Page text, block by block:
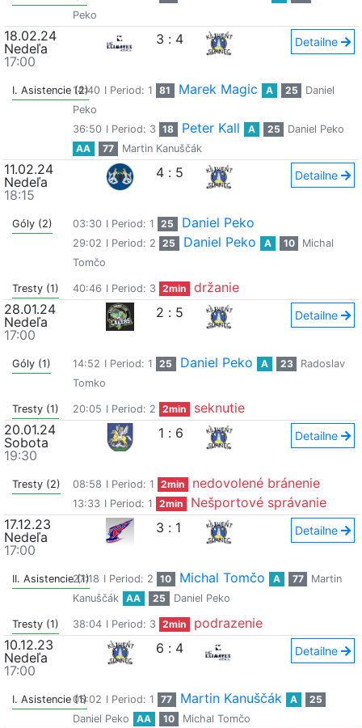
Peko
18.02.24
Nedeľa
17:00
3 : 4 Detailne
I. Asistencie (2)
14:40 I Period: 1 81 Marek Magic A 25
Daniel
Peko
36:50 I Period: 3 18 Peter Kall A 25
Daniel Peko
AA
77 Martin Kanuščák
11.02.24
Nedeľa
18:15
4 : 5 Detailne
Góly (2) 03:30 I Period: 1 25 Daniel Peko
29:02 I Period: 2 25 Daniel Peko A 10
Michal
Tomčo
Tresty (1) 40:46 I Period: 3 2min
držanie
28.01.24
Nedeľa
17:00
2 : 5 Detailne
Góly (1) 14:52 I Period: 1 25 Daniel Peko A 23
Radoslav
Tomko
Tresty (1) 20:05 I Period: 2 2min
seknutie
20.01.24
Sobota
19:30
1 : 6 Detailne
Tresty (2) 08:58 I Period: 1 2min nedovolené bránenie
13:33 I Period: 1 2min
Nešportové správanie
17.12.23
Nedeľa
17:00
3 : 1 Detailne
II. Asistencie (1)
27:18 I Period: 2 10 Michal Tomčo A 77
Martin
Kanuščák
AA 25 Daniel Peko
Tresty (1) 38:04 I Period: 3 2min
podrazenie
10.12.23
Nedeľa
17:00
6 : 4 Detailne
I. Asistencie (1)05:02 I Period: 1 77 Martin Kanuščák A
25
Daniel Peko
AA 10 Michal Tomčo